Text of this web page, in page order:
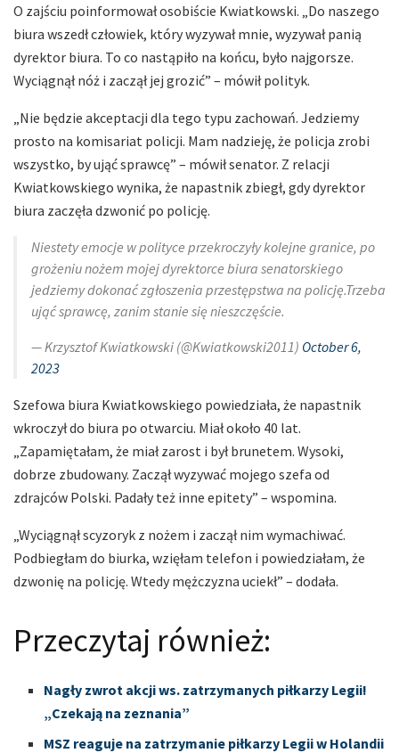
O zajściu poinformował osobiście Kwiatkowski. „Do naszego
biura wszedł człowiek, który wyzywał mnie, wyzywał panią
dyrektor biura. To co nastąpiło na końcu, było najgorsze.
Wyciągnął nóż i zaczął jej grozić” – mówił polityk.
„Nie będzie akceptacji dla tego typu zachowań. Jedziemy
prosto na komisariat policji. Mam nadzieję, że policja zrobi
wszystko, by ująć sprawcę” – mówił senator. Z relacji
Kwiatkowskiego wynika, że napastnik zbiegł, gdy dyrektor
biura zaczęła dzwonić po policję.
Niestety emocje w polityce przekroczyły kolejne granice, po
grożeniu nożem mojej dyrektorce biura senatorskiego
jedziemy dokonać zgłoszenia przestępstwa na policję.Trzeba
ująć sprawcę, zanim stanie się nieszczęście.
— Krzysztof Kwiatkowski (@Kwiatkowski2011) October 6,
2023
Szefowa biura Kwiatkowskiego powiedziała, że napastnik
wkroczył do biura po otwarciu. Miał około 40 lat.
„Zapamiętałam, że miał zarost i był brunetem. Wysoki,
dobrze zbudowany. Zaczął wyzywać mojego szefa od
zdrajców Polski. Padały też inne epitety” – wspomina.
„Wyciągnął scyzoryk z nożem i zaczął nim wymachiwać.
Podbiegłam do biurka, wzięłam telefon i powiedziałam, że
dzwonię na policję. Wtedy mężczyzna uciekł” – dodała.
Przeczytaj również:
Nagły zwrot akcji ws. zatrzymanych piłkarzy Legii!
„Czekają na zeznania”
MSZ reaguje na zatrzymanie piłkarzy Legii w Holandii